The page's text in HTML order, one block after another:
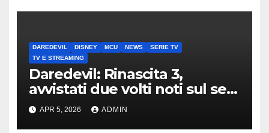
DAREDEVIL DISNEY MCU NEWS
SERIE TV
TV E STREAMING
Daredevil: Rinascita 3,
avvistati due volti noti sul set
di New York
APR 5, 2026 ADMIN